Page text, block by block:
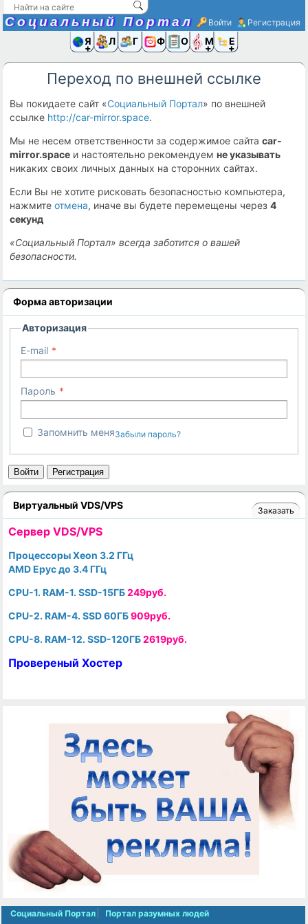
Социальный Портал Войти Регистрация
Я иЛюди
Группы
Фото Ещё
Переход по внешней ссылке
Вы покидаете сайт «Социальный Портал» по внешней
ссылке http://car-mirror.space.
Мы не несем ответственности за содержимое сайтаcar-
mirror.space и настоятельно рекомендуемне указывать
никаких своих личных данных на сторонних сайтах.
Если Вы не хотите рисковать безопасностью компьютера,
нажмитеотмена, иначе вы будете перемещены через4
секунд
«Социальный Портал» всегда заботится о вашей
безопасности.
Форма авторизации
Авторизация
E-mail
Пароль
Запомнить меняЗабыли пароль?
Войти Регистрация
Виртуальный VDS/VPS Заказать
Cервер VDS/VPS
Процессоры Xeon 3.2 ГГц
AMD Epyc до 3.4 ГГц
CPU-1. RAM-1. SSD-15ГБ249руб.
CPU-2. RAM-4. SSD 60ГБ909руб.
CPU-8. RAM-12. SSD-120ГБ2619руб.
Провереный Хостер
Социальный Портал Портал разумных людей